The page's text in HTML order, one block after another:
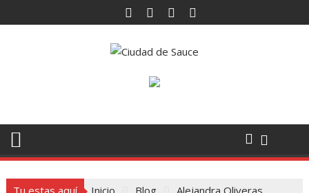
al
Tu estas aquí Inicio Blog Alejandra Oliveras